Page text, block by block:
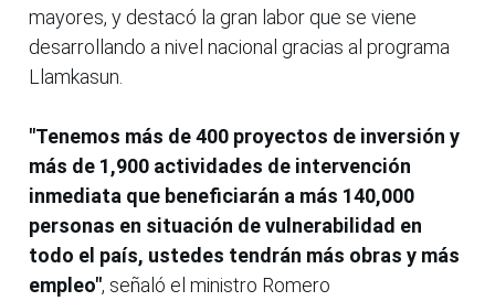
mayores, y destacó la gran labor que se viene
desarrollando a nivel nacional gracias al programa
Llamkasun.
"Tenemos más de 400 proyectos de inversión y
más de 1,900 actividades de intervención
inmediata que beneficiarán a más 140,000
personas en situación de vulnerabilidad en
todo el país, ustedes tendrán más obras y más
empleo", señaló el ministro Romero